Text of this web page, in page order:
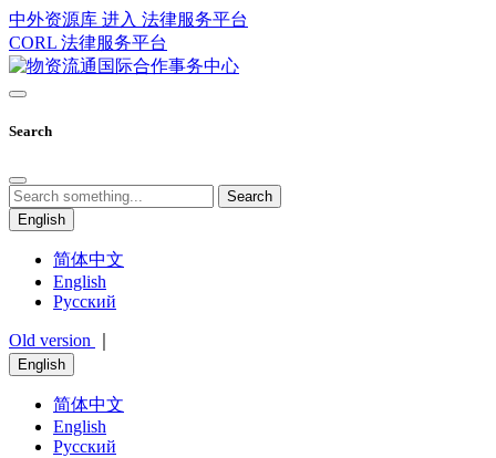
中外资源库 进入 法律服务平台
CORL 法律服务平台
Search
Search
English
简体中文
English
Русский
Old version
English
简体中文
English
Русский